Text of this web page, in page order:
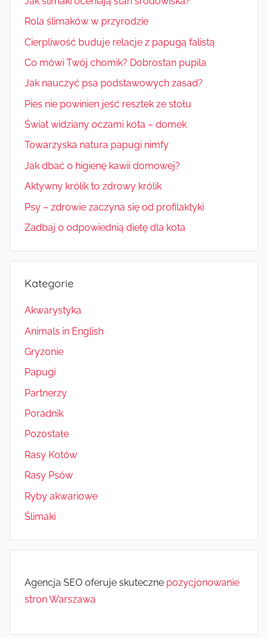
Rola ślimaków w przyrodzie
Cierpliwość buduje relacje z papugą falistą
Co mówi Twój chomik? Dobrostan pupila
Jak nauczyć psa podstawowych zasad?
Pies nie powinien jeść resztek ze stołu
Świat widziany oczami kota – domek
Towarzyska natura papugi nimfy
Jak dbać o higienę kawii domowej?
Aktywny królik to zdrowy królik
Psy – zdrowie zaczyna się od profilaktyki
Zadbaj o odpowiednią dietę dla kota
Kategorie
Akwarystyka
Animals in English
Gryzonie
Papugi
Partnerzy
Poradnik
Pozostałe
Rasy Kotów
Rasy Psów
Ryby akwariowe
Ślimaki
Agencja SEO oferuje skuteczne pozycjonowanie
stron Warszawa